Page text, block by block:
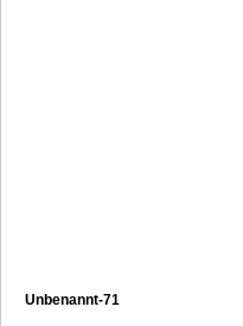
Unbenannt-71